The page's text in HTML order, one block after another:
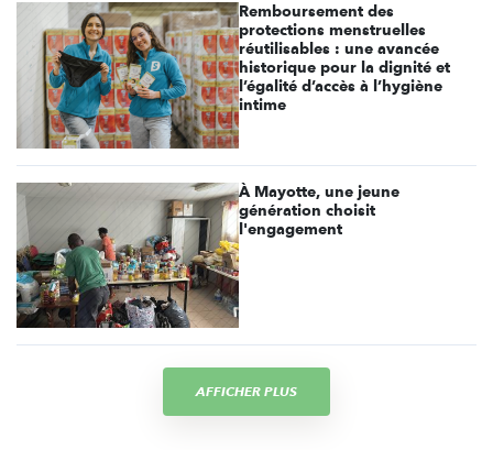
Remboursement des
protections menstruelles
réutilisables : une avancée
historique pour la dignité et
l’égalité d’accès à l’hygiène
intime
À Mayotte, une jeune
génération choisit
l'engagement
AFFICHER PLUS